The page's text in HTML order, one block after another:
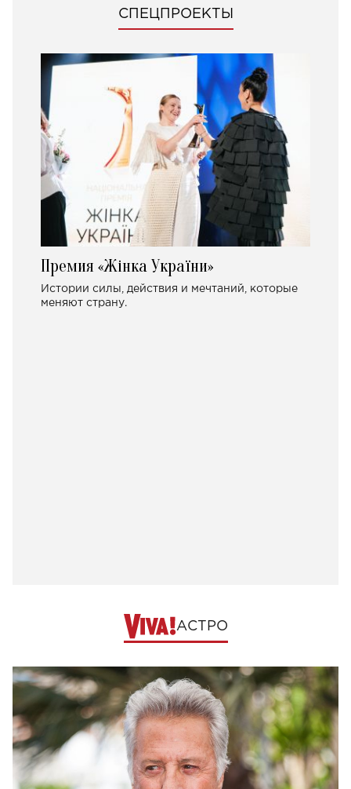
СПЕЦПРОЕКТЫ
Премия «Жінка України»
Истории силы, действия и мечтаний, которые
меняют страну.
АСТРО